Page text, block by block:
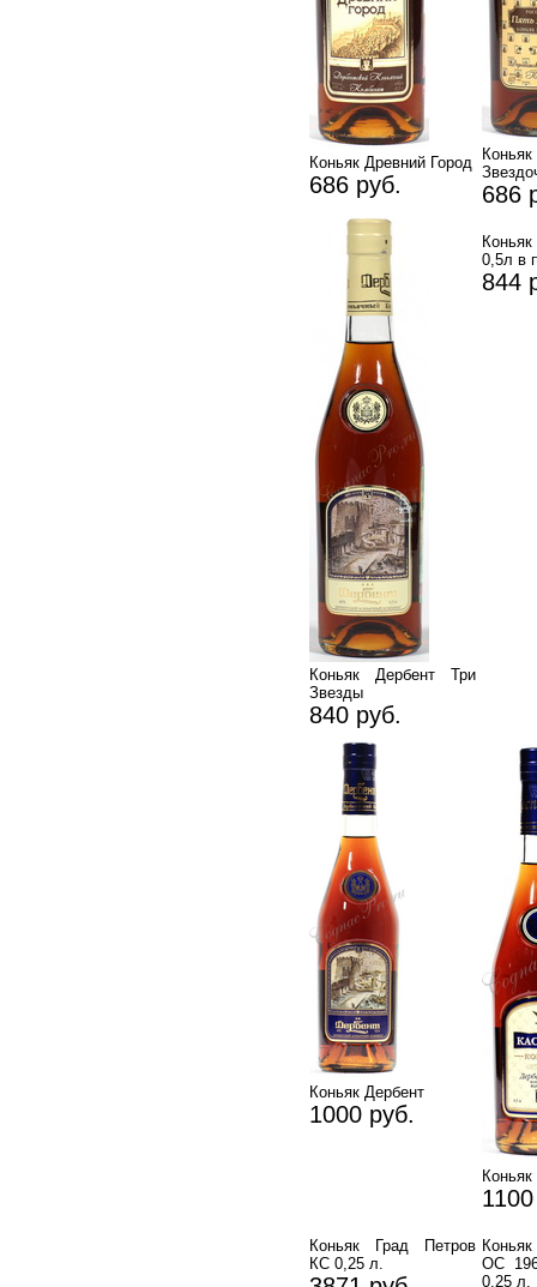
Коньяк Древний Город
686 руб. 686
Коньяк Дербент Три
Звезды
840 руб.
0,5л в
844
Коньяк Дербент
1000 руб.
Коньяк Град Петров
КС 0,25 л.
ОС
0,25 л.